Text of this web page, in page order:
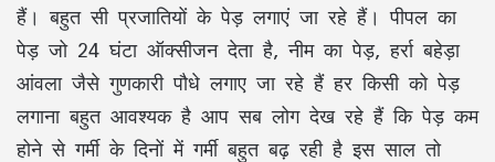
हैं। बहुत सी प्रजातियों के पेड़ लगाएं जा रहे हैं। पीपल का
पेड़ जो 24 घंटा ऑक्सीजन देता है, नीम का पेड़, हर्रा बहेड़ा
आंवला जैसे गुणकारी पौधे लगाए जा रहे हैं हर किसी को पेड़
लगाना बहुत आवश्यक है आप सब लोग देख रहे हैं कि पेड़ कम
होने से गर्मी के दिनों में गर्मी बहुत बढ़ रही है इस साल तो